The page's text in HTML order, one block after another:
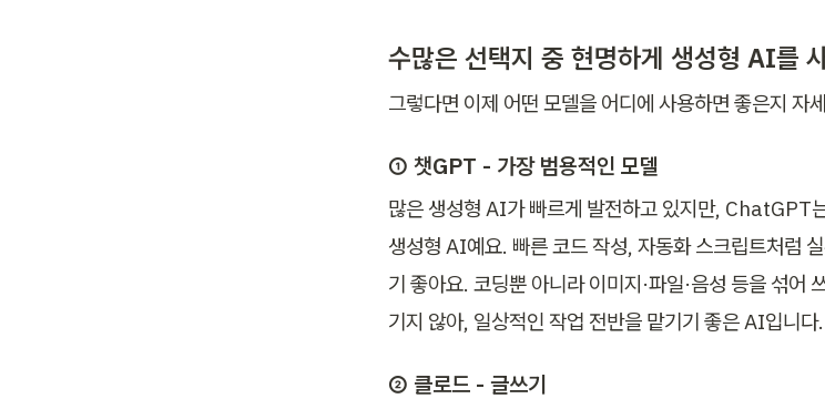
수많은 선택지 중 현명하게 생성형 AI를
그렇다면 이제 어떤 모델을 어디에 사용하면 좋은지 자
① 챗GPT - 가장 범용적인 모델
많은 생성형 AI가 빠르게 발전하고 있지만, ChatGPT
생성형 AI예요. 빠른 코드 작성, 자동화 스크립트처럼
기 좋아요. 코딩뿐 아니라 이미지·파일·음성 등을 섞어
기지 않아, 일상적인 작업 전반을 맡기기 좋은 AI입니다.
② 클로드 - 글쓰기